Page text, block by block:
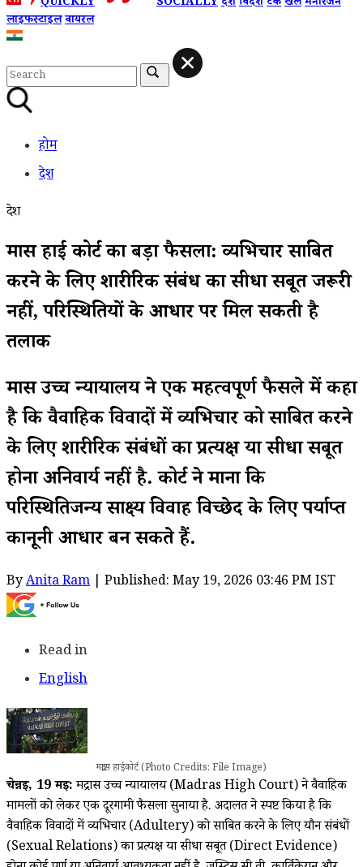
लाइफस्टाइलवायरल
होम
देश
देश
मद्रास हाई कोर्ट का बड़ा फैसला: व्यभिचार साबित
करने के लिए शारीरिक संबंध का सीधा सबूत जरूरी
नहीं, परिस्थितियों के आधार पर मिल सकती है
तलाक
मद्रास उच्च न्यायालय ने एक महत्वपूर्ण फैसले में कहा
है कि वैवाहिक विवादों में व्यभिचार को साबित करने
के लिए शारीरिक संबंधों का प्रत्यक्ष या सीधा सबूत
होना अनिवार्य नहीं है. कोर्ट ने माना कि
परिस्थितिजन्य साक्ष्य विवाह विच्छेद के लिए पर्याप्त
कानूनी आधार बन सकते हैं.
ByAnita Ram | Published: May 19, 2026 03:46 PM IST
Read in
English
मद्रास हाईकोर्ट (Photo Credits: File Image)
चेन्नई, 19मई:मद्रास उच्च न्यायालय (Madras High Court) ने वैवाहिक
मामलों को लेकर एक दूरगामी फैसला सुनाया है. अदालत ने स्पष्ट किया है कि
वैवाहिक विवादों में व्यभिचार (Adultery) को साबित करने के लिए यौन संबंधों
(Sexual Relations) का प्रत्यक्ष या सीधा सबूत (Direct Evidence)